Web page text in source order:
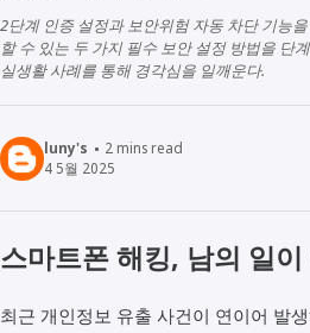
2단계 인증 설정과 보안위험 자동 차단 기능
할 수 있는 두 가지 필수 보안 설정 방법을 단
실생활 사례를 통해 경각심을 일깨운다.
luny's 2mins read
4 5월 2025
스마트폰 해킹, 남의 일
최근 개인정보 유출 사건이 연이어 발